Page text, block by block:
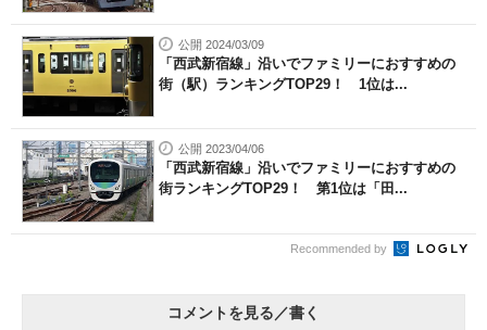
公開 2024/03/09
「西武新宿線」沿いでファミリーにおすすめの
街（駅）ランキングTOP29！ 1位は...
公開 2023/04/06
「西武新宿線」沿いでファミリーにおすすめの
街ランキングTOP29！ 第1位は「田...
Recommended by
コメントを見る／書く